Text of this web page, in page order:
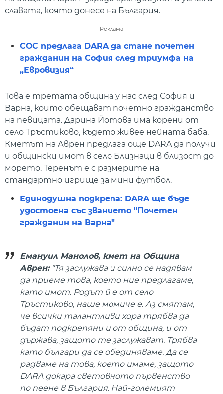
славата, която донесе на България.
Реклама
СОС предлага DARA да стане почетен
гражданин на София след триумфа на
„Евровизия“
Това е третата община у нас след София и
Варна, които обещават почетно гражданство
на певицата. Дарина Йотова има корени от
село Тръстиково, където живее нейната баба.
Кметът на Аврен предлага още DARA да получи
и общински имот в село Близнаци в близост до
морето. Теренът е с размерите на
стандартно игрище за мини футбол.
Единодушна подкрепа: DARA ще бъде
удостоена със званието "Почетен
гражданин на Варна"
Емануил Манолов, кмет на Община
Аврен:"Тя заслужава и силно се надявам
да приеме това, което ние предлагаме,
като имот. Родът й е от село
Тръстиково, наше момиче е. Аз смятам,
че всички талантливи хора трябва да
бъдат подкрепяни и от община, и от
държава, защото те заслужават. Трябва
като българи да се обединяваме. Да се
радваме на това, което имаме, защото
DARA докара световното първенство
по пеене в България. Най-големият